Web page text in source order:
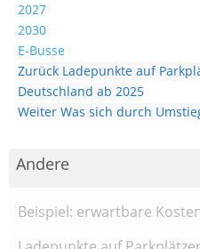
Andere
Beispiel: erwartbare
2027
2030
E-Busse
Zurück Ladepunkte auf
Deutschland ab 2025
Weiter Was sich durch